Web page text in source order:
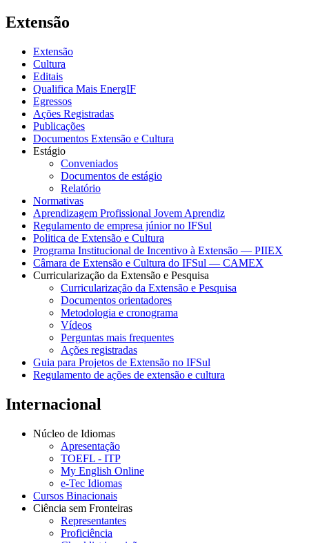
Extensão
Extensão
Cultura
Editais
Qualifica Mais EnergIF
Egressos
Ações Registradas
Publicações
Documentos Extensão e Cultura
Estágio
Conveniados
Documentos de estágio
Relatório
Normativas
Aprendizagem Profissional Jovem Aprendiz
Regulamento de empresa júnior no IFSul
Politica de Extensão e Cultura
Programa Institucional de Incentivo à Extensão — PIIEX
Câmara de Extensão e Cultura do IFSul — CAMEX
Curricularização da Extensão e Pesquisa
Curricularização da Extensão e Pesquisa
Documentos orientadores
Metodologia e cronograma
Vídeos
Perguntas mais frequentes
Ações registradas
Guia para Projetos de Extensão no IFSul
Regulamento de ações de extensão e cultura
Internacional
Núcleo de Idiomas
Apresentação
TOEFL - ITP
My English Online
e-Tec Idiomas
Cursos Binacionais
Ciência sem Fronteiras
Representantes
Proficiência